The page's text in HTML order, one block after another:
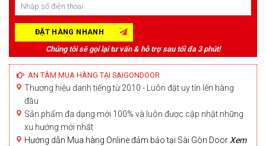
Chúng tôi sẽ gọi lại tư vấn & hỗ trợ sau tối đa 3 phút!
AN TÂM MUA HÀNG TẠI SAIGONDOOR
Thương hiệu danh tiếng từ 2010 - Luôn đặt uy tín lên hàng
đầu
Sản phẩm đa dạng mới 100% và luôn được cập nhật những
xu hướng mới nhất
Hướng dẫn Mua hàng Online đảm bảo tại Sài Gòn Door Xem